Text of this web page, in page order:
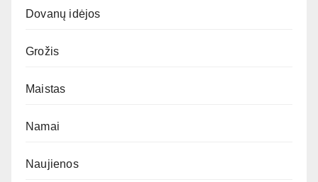
Dovanų idėjos
Grožis
Maistas
Namai
Naujienos